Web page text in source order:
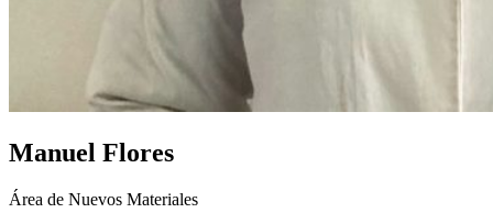
Manuel Flores
Área de Nuevos Materiales